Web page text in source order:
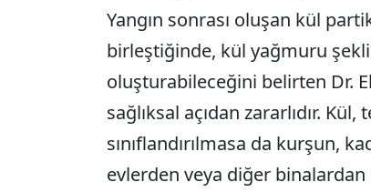
Yangın sonrası oluşan kül
birleştiğinde, kül yağmuru
oluşturabileceğini belirten Dr.
sağlıksal açıdan zararlıdır.
sınıflandırılmasa da kurşun,
evlerden veya diğer